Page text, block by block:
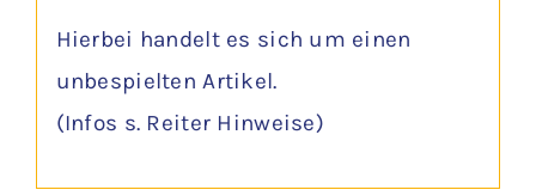
Hierbei handelt es sich um einen
unbespielten Artikel.
(Infos s. Reiter Hinweise)